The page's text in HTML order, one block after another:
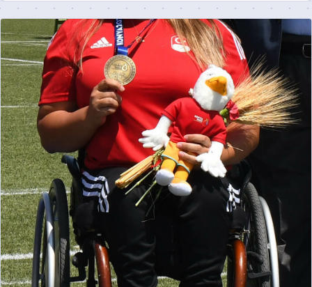
Être recontacté